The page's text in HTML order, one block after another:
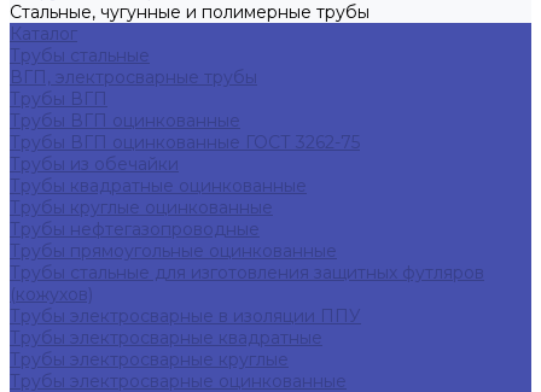
Стальные, чугунные и полимерные трубы
Каталог
Трубы стальные
ВГП, электросварные трубы
Трубы ВГП
Трубы ВГП оцинкованные
Трубы ВГП оцинкованные ГОСТ 3262-75
Трубы из обечайки
Трубы квадратные оцинкованные
Трубы круглые оцинкованные
Трубы нефтегазопроводные
Трубы прямоугольные оцинкованные
Трубы стальные для изготовления защитных футляров
(кожухов)
Трубы электросварные в изоляции ППУ
Трубы электросварные квадратные
Трубы электросварные круглые
Трубы электросварные оцинкованные